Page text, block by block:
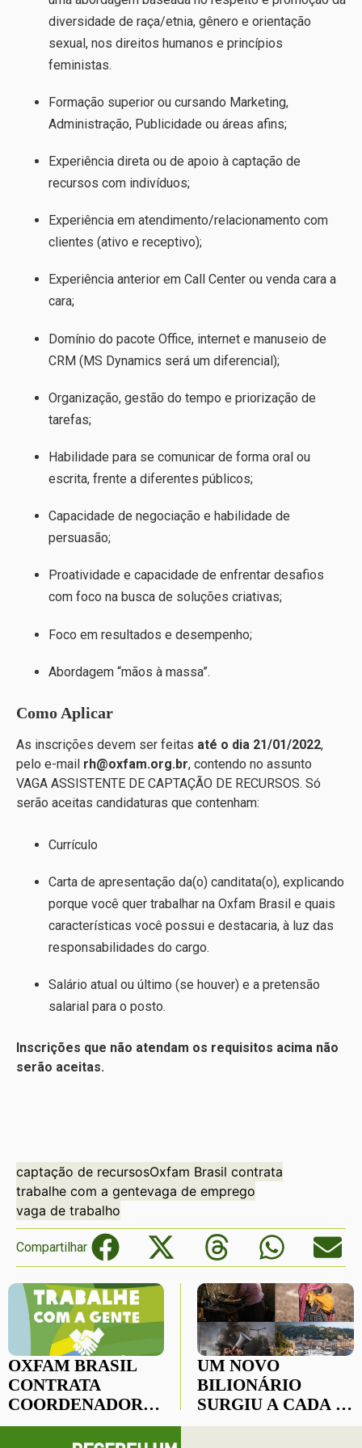
diversidade de raça/etnia, gênero e orientação
sexual, nos direitos humanos e princípios
feministas.
Formação superior ou cursando Marketing,
Administração, Publicidade ou áreas afins;
Experiência direta ou de apoio à captação de
recursos com indivíduos;
Experiência em atendimento/relacionamento com
clientes (ativo e receptivo);
Experiência anterior em Call Center ou venda cara a
cara;
Domínio do pacote Office, internet e manuseio de
CRM (MS Dynamics será um diferencial);
Organização, gestão do tempo e priorização de
tarefas;
Habilidade para se comunicar de forma oral ou
escrita, frente a diferentes públicos;
Capacidade de negociação e habilidade de
persuasão;
Proatividade e capacidade de enfrentar desafios
com foco na busca de soluções criativas;
Foco em resultados e desempenho;
Abordagem “mãos à massa”.
Como Aplicar
As inscrições devem ser feitas até o dia 21/01/2022,
pelo e-mail rh@oxfam.org.br, contendo no assunto
VAGA ASSISTENTE DE CAPTAÇÃO DE RECURSOS. Só
serão aceitas candidaturas que contenham:
Currículo
Carta de apresentação da(o) canditata(o), explicando
porque você quer trabalhar na Oxfam Brasil e quais
características você possui e destacaria, à luz das
responsabilidades do cargo.
Salário atual ou último (se houver) e a pretensão
salarial para o posto.
Inscrições que não atendam os requisitos acima não
serão aceitas.
captação de recursosOxfam Brasil contrata
trabalhe com a gentevaga de emprego
vaga de trabalho
Compartilhar
OXFAM BRASIL
CONTRATA
COORDENADOR(A)
DE JUSTIÇA
CLIMÁTICA E
UM NOVO
BILIONÁRIO
SURGIU A CADA 26
HORAS DURANTE